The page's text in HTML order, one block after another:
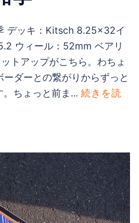
デッキ：Kitsch 8.25×32イ
ウィール：52mm ベアリ
トアップがこちら。わちょ
ダーとの繋がりからずっと
ちょっと前ま... 続きを読